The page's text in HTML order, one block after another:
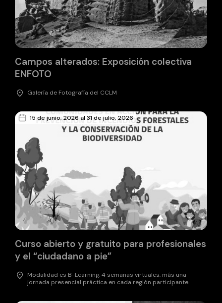
Campos alterados: Exposición colectiva
ENFOTO
Galería de Fotografía del CCLM
15 de junio, 2026 al 31 de julio, 2026
Curso abierto y gratuito para profesionales
y el “ciudadano a pie”
Modalidad es B-Learning: 4 semanas virtuales, más una
jornada presencial práctica en cada región participante.